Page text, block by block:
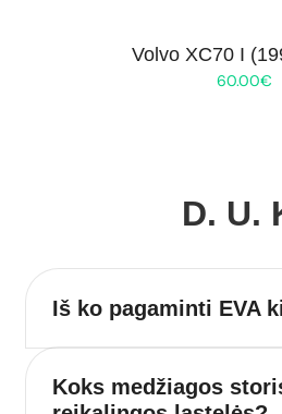
Volvo XC70 I
60.00€
D. U.
Iš ko pagaminti EVA
Koks medžiagos